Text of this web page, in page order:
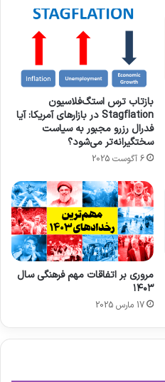
بازتاب ترس استگ‌فلاسیون
Stagflation در بازارهای آمریکا: آیا
فدرال رزرو مجبور به سیاست
سختگیرانه‌تر می‌شود؟
6 آگوست 2025
مروری بر اتفاقات مهم فرهنگی سال
۱۴۰۳
17 مارس 2025